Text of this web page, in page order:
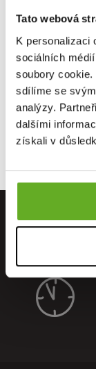
Tato webová
K personalizaci
sociálních
soubory
sdílíme se
analýzy.
dalšími
získali v